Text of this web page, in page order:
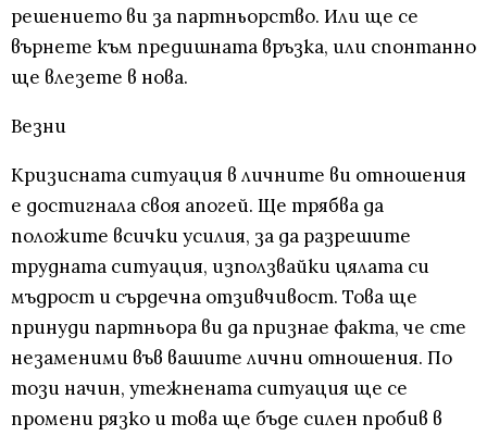
решението ви за партньорство. Или ще се
върнете към предишната връзка, или спонтанно
ще влезете в нова.
Везни
Кризисната ситуация в личните ви отношения
е достигнала своя апогей. Ще трябва да
положите всички усилия, за да разрешите
трудната ситуация, използвайки цялата си
мъдрост и сърдечна отзивчивост. Това ще
принуди партньора ви да признае факта, че сте
незаменими във вашите лични отношения. По
този начин, утежнената ситуация ще се
промени рязко и това ще бъде силен пробив в